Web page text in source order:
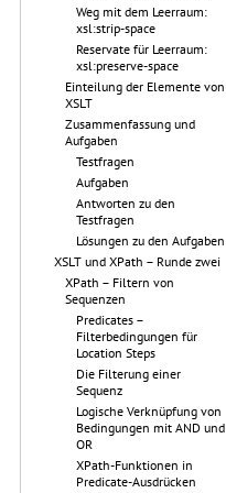
Weg mit dem Leerraum:
xsl:strip-space
Reservate für Leerraum:
xsl:preserve-space
Einteilung der Elemente von
XSLT
Zusammenfassung und
Aufgaben
Testfragen
Aufgaben
Antworten zu den
Testfragen
Lösungen zu den Aufgaben
XSLT und XPath – Runde zwei
XPath – Filtern von
Sequenzen
Predicates –
Filterbedingungen für
Location Steps
Die Filterung einer
Sequenz
Logische Verknüpfung von
Bedingungen mit AND und
OR
XPath-Funktionen in
Predicate-Ausdrücken